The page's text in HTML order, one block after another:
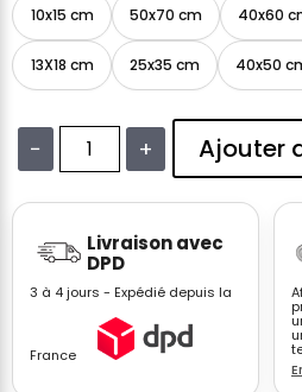
10x15 cm 50x70 cm 40x60
13X18 cm 25x35 cm 40x50
−
Affiche
automne
nordique
herbes
séchées
+ Ajouter
Livraison avec
DPD
3 à 4 jours - Expédié depuis la
France